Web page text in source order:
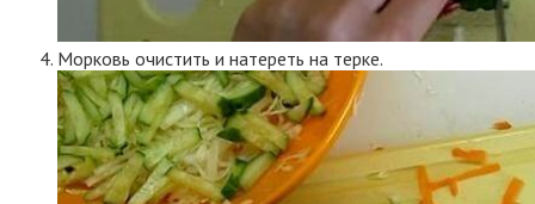
Морковь очистить и натереть на терке.